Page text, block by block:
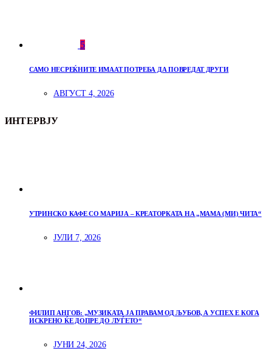
5
САМО НЕСРЕЌНИТЕ ИМААТ ПОТРЕБА ДА ПОВРЕДАТ ДРУГИ
АВГУСТ 4, 2026
ИНТЕРВЈУ
УТРИНСКО КАФЕ СО МАРИЈА – КРЕАТОРКАТА НА „МАМА (МИ) ЧИТА“
ЈУЛИ 7, 2026
ФИЛИП АНГОВ: „МУЗИКАТА ЈА ПРАВАМ ОД ЉУБОВ, А УСПЕХ Е КОГА
ИСКРЕНО ЌЕ ДОПРЕ ДО ЛУЃЕТО“
ЈУНИ 24, 2026